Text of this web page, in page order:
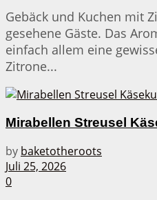
Gebäck und Kuchen mit
gesehene Gäste. Das
einfach allem eine
Zitrone...
Mirabellen Streusel
by baketotheroots
Juli 25, 2026
0